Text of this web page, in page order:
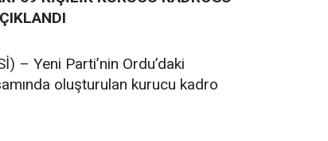
– Yeni Parti’nin Ordu’daki
oluşturulan kurucu kadro